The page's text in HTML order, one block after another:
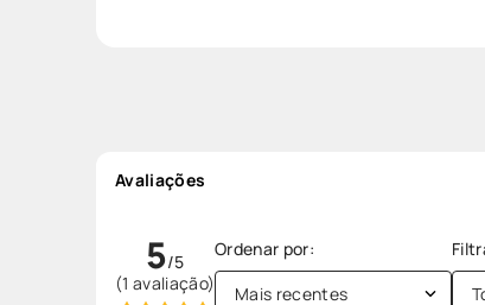
Avaliações
5
(1 avaliação) Mais recentes